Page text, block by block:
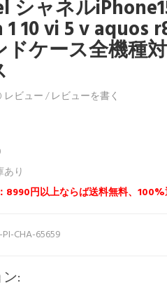
シャネル
10 vi 5 v aquos
ケース全機種
レビュー/レビューを書く
あり
8990円以上ならば送料無料、
PI-CHA-65659
: